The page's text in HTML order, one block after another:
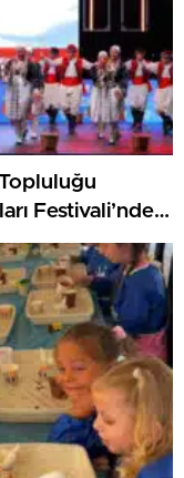
Festivali’nde